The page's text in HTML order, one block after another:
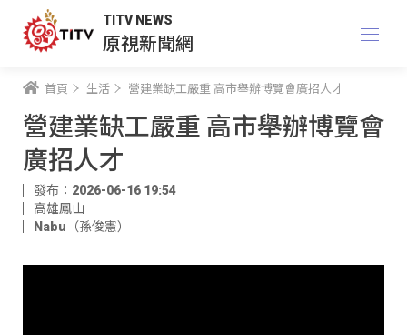
TITV NEWS
原視新聞網
首頁 生活 營建業缺工嚴重 高市舉辦博覽會廣招人才
營建業缺工嚴重 高市舉辦博覽會
廣招人才
發布：2026-06-16 19:54
高雄鳳山
Nabu（孫俊憲）